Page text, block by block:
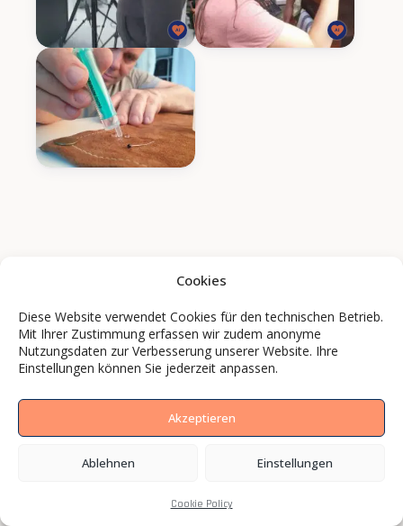
Cookies
Diese Website verwendet Cookies für den technischen Betrieb.
Mit Ihrer Zustimmung erfassen wir zudem anonyme
Nutzungsdaten zur Verbesserung unserer Website. Ihre
Einstellungen können Sie jederzeit anpassen.
Akzeptieren
Ablehnen Einstellungen
Cookie Policy
Marken und Mittelständler setzen mit BCS